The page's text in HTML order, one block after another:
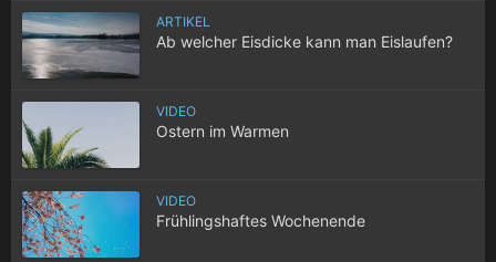
ARTIKEL
Ab welcher Eisdicke kann man Eislaufen?
VIDEO
Ostern im Warmen
VIDEO
Frühlingshaftes Wochenende